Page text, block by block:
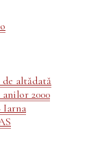
altădată
2000
Iarna